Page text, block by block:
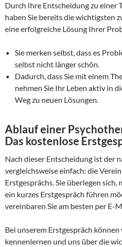
Durch Ihre Entscheidung zu einer
haben Sie bereits die wichtigsten
eine erfolgreiche Lösung Ihrer
Sie merken selbst, dass es
selbst nicht länger schön.
Dadurch, dass Sie mit einem
nehmen Sie Ihr Leben aktiv in
Weg zu neuen Lösungen.
Ablauf einer
Das kostenlose
Nach dieser Entscheidung ist der
vergleichsweise einfach: die
Erstgesprächs. Sie überlegen sich,
ein kurzes Erstgespräch führen
vereinbaren Sie am besten per E-
Bei unserem Erstgespräch
kennenlernen und uns über die